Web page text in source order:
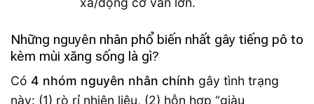
Những nguyên nhân phổ biến nhất gây tiếng pô to
kèm mùi xăng sống là gì?
Có 4 nhóm nguyên nhân chính gây tình trạng
này: (1) rò rỉ nhiên liệu, (2) hỗn hợp “giàu